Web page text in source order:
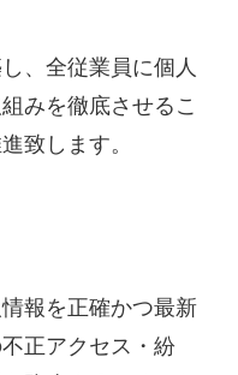
、全従業員に個人
みを徹底させるこ
致します。
報を正確かつ最新
正アクセス・紛